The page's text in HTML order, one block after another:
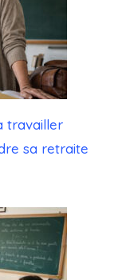
travailler
sa retraite